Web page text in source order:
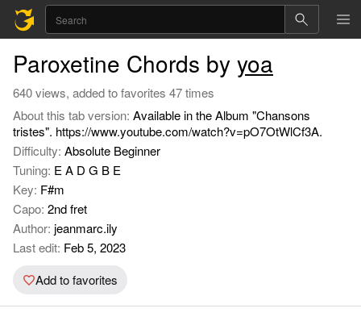
Paroxetine Chords by yoa
640 views, added to favorites 47 times
About this tab version: Available in the Album "Chansons
tristes". https://www.youtube.com/watch?v=pO7OtWlCf3A.
Difficulty: Absolute Beginner
Tuning: E A D G B E
Key: F#m
Capo: 2nd fret
Author: jeanmarc.ily
Last edit: Feb 5, 2023
Add to favorites